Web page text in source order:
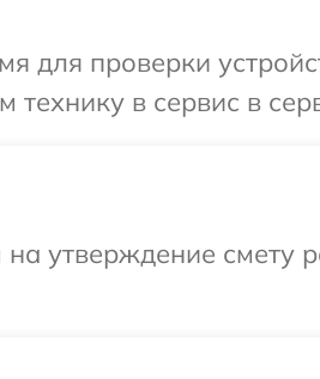
для проверки
в сервис в
утверждение смету